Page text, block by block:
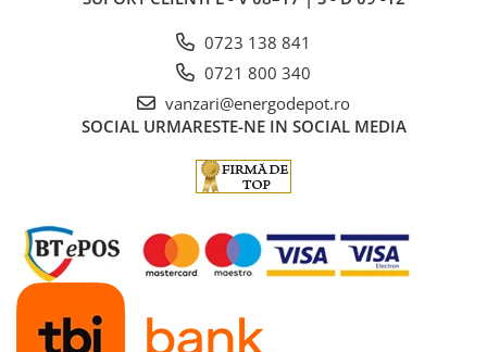
0723 138 841
0721 800 340
vanzari@energodepot.ro
SOCIAL URMARESTE-NE IN SOCIAL MEDIA